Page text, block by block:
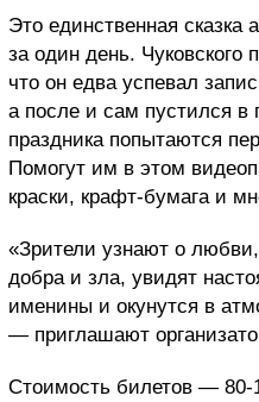
Это единственная сказка
за один день. Чуковского
что он едва успевал
а после и сам пустился
праздника попытаются
Помогут им в этом
краски, крафт-бумага и
«Зрители узнают о
добра и зла, увидят
именины и окунутся в
— приглашают
Стоимость билетов — 80-